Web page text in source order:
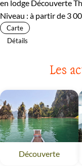
en lodge Découverte
Niveau : à partir de 3
Carte
Détails
Les
Découverte